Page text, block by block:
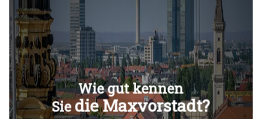
Überspringen